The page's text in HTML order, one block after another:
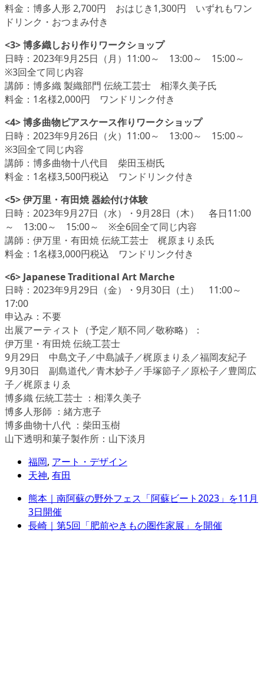
料金：博多人形 2,700円 おはじき1,300円 いずれもワン
ドリンク・おつまみ付き
<3> 博多織しおり作りワークショップ
日時：2023年9月25日（月）11:00～ 13:00～ 15:00～
※3回全て同じ内容
講師：博多織 製織部門 伝統工芸士 相澤久美子氏
料金：1名様2,000円 ワンドリンク付き
<4> 博多曲物ピアスケース作りワークショップ
日時：2023年9月26日（火）11:00～ 13:00～ 15:00～
※3回全て同じ内容
講師：博多曲物十八代目 柴田玉樹氏
料金：1名様3,500円税込 ワンドリンク付き
<5> 伊万里・有田焼 器絵付け体験
日時：2023年9月27日（水）・9月28日（木） 各日11:00
～ 13:00～ 15:00～ ※全6回全て同じ内容
講師：伊万里・有田焼 伝統工芸士 梶原まりゑ氏
料金：1名様3,000円税込 ワンドリンク付き
<6> Japanese Traditional Art Marche
日時：2023年9月29日（金）・9月30日（土） 11:00～
17:00
申込み：不要
出展アーティスト（予定／順不同／敬称略）：
伊万里・有田焼 伝統工芸士
9月29日 中島文子／中島誠子／梶原まりゑ／福岡友紀子
9月30日 副島道代／青木妙子／手塚節子／原松子／豊岡広
子／梶原まりゑ
博多織 伝統工芸士 ：相澤久美子
博多人形師 ：緒方恵子
博多曲物十八代 ：柴田玉樹
山下透明和菓子製作所：山下淡月
福岡, アート・デザイン
天神, 有田
熊本｜南阿蘇の野外フェス「阿蘇ビート2023」を11月
3日開催
長崎｜第5回「肥前やきもの圏作家展」を開催